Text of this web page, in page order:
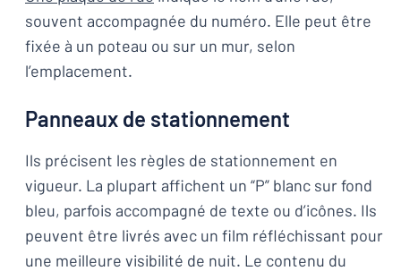
souvent accompagnée du numéro. Elle peut être
fixée à un poteau ou sur un mur, selon
l’emplacement.
Panneaux de stationnement
Ils précisent les règles de stationnement en
vigueur. La plupart affichent un “P” blanc sur fond
bleu, parfois accompagné de texte ou d’icônes. Ils
peuvent être livrés avec un film réfléchissant pour
une meilleure visibilité de nuit. Le contenu du